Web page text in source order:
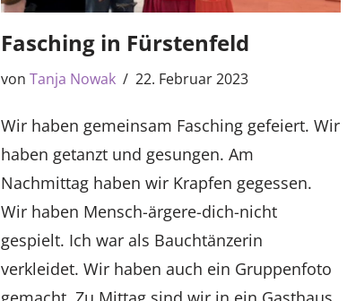
Fasching in Fürstenfeld
von Tanja Nowak 22. Februar 2023
Wir haben gemeinsam Fasching gefeiert. Wir
haben getanzt und gesungen. Am
Nachmittag haben wir Krapfen gegessen.
Wir haben Mensch-ärgere-dich-nicht
gespielt. Ich war als Bauchtänzerin
verkleidet. Wir haben auch ein Gruppenfoto